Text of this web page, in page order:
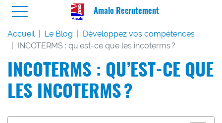
Amalo Recrutement
Accueil Le Blog
Développez vos compétences
INCOTERMS : qu’est-ce que les incoterms ?
INCOTERMS : QU’EST-CE QUE
LES INCOTERMS ?